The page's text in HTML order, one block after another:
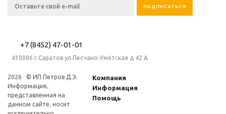
+7 (8452) 47-01-01
410086 г.Саратов ул.Песчано-Умётская д 42 А
2026 © ИП Петров Д.Э.
Информация,
представленная на
данном сайте, носит
Компания
Информация
Помощь